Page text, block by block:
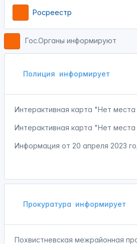
Росреестр
Гос.Органы информируют
Полиция информирует
Интерактивная карта "Нет
Интерактивная карта "Нет
Информация от 20 апреля 2023
Прокуратура информирует
Похвистневская межрайонная